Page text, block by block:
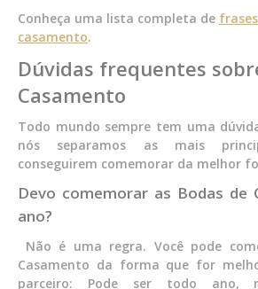
Conheça uma lista completa de
casamento.
Dúvidas frequentes
Casamento
Todo mundo sempre tem uma
nós separamos as mais
conseguirem comemorar da melhor
Devo comemorar as Bodas de
ano?
Não é uma regra. Você pode
Casamento da forma que for
parceiro: Pode ser todo ano,